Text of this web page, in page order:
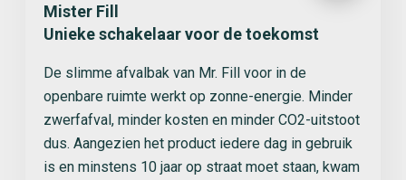
Mister Fill
Unieke schakelaar voor de toekomst
De slimme afvalbak van Mr. Fill voor in de
openbare ruimte werkt op zonne-energie. Minder
zwerfafval, minder kosten en minder CO2-uitstoot
dus. Aangezien het product iedere dag in gebruik
is en minstens 10 jaar op straat moet staan, kwam